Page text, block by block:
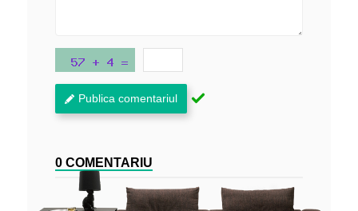
Publica comentariul
0 COMENTARIU